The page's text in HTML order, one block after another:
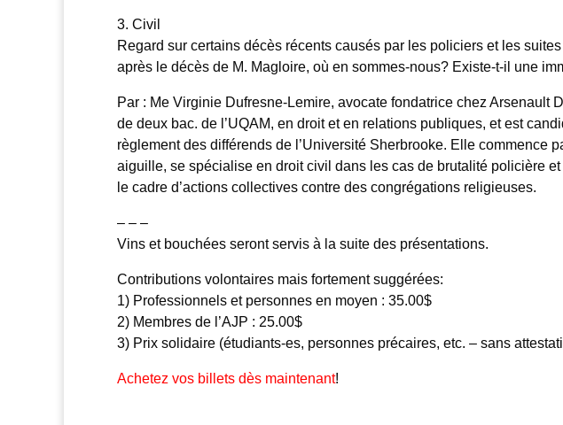
3. Civil
Regard sur certains décès récents causés par les policiers et les
après le décès de M. Magloire, où en sommes-nous? Existe-t-il une
Par : Me Virginie Dufresne-Lemire, avocate fondatrice chez Arsenault
de deux bac. de l’UQAM, en droit et en relations publiques, et est
règlement des différends de l’Université Sherbrooke. Elle commence
aiguille, se spécialise en droit civil dans les cas de brutalité policière
le cadre d’actions collectives contre des congrégations religieuses.
– – –
Vins et bouchées seront servis à la suite des présentations.
Contributions volontaires mais fortement suggérées:
1) Professionnels et personnes en moyen : 35.00$
2) Membres de l’AJP : 25.00$
3) Prix solidaire (étudiants-es, personnes précaires, etc. – sans
Achetez vos billets dès maintenant!